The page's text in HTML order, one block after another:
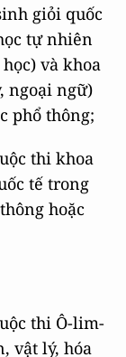
giỏi quốc
tự nhiên
và khoa
ngoại ngữ)
phổ thông;
thi khoa
tế trong
hoặc
thi Ô-lim-
vật lý, hóa